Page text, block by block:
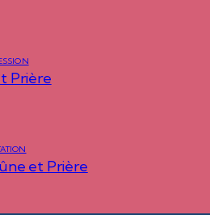
Prière
et Prière